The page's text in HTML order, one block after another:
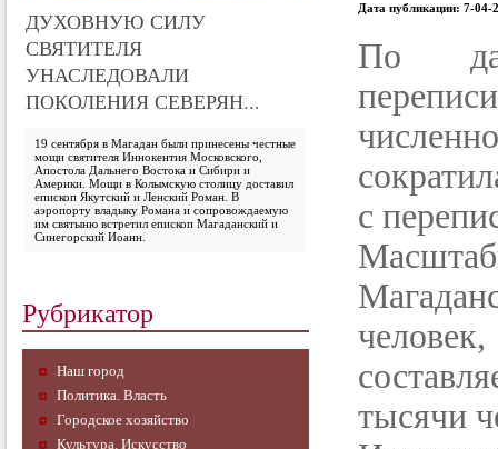
ДУХОВНУЮ СИЛУ
СВЯТИТЕЛЯ
УНАСЛЕДОВАЛИ
ПОКОЛЕНИЯ СЕВЕРЯН...
19 сентября в Магадан были принесены честные
мощи святителя Иннокентия Московского,
Апостола Дальнего Востока и Сибири и
Америки. Мощи в Колымскую столицу доставил
епископ Якутский и Ленский Роман. В
аэропорту владыку Романа и сопровождаемую
им святыню встретил епископ Магаданский и
Синегорский Иоанн.
Рубрикатор
Наш город
Политика. Власть
Городское хозяйство
Культура. Искусство
Дата публикации: 7-04-
По
с
тысячи